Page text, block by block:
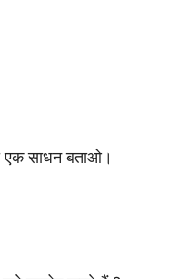
एक साधन बताओ।